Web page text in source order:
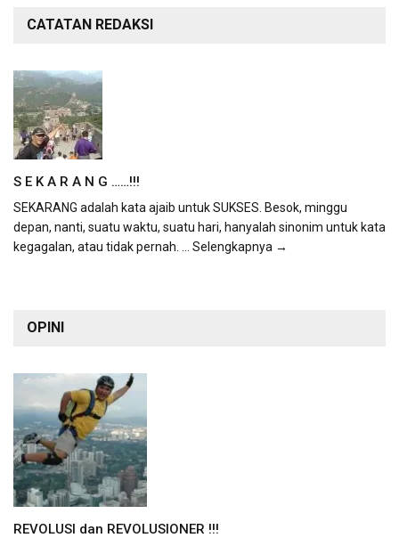
CATATAN REDAKSI
S E K A R A N G ……!!!
SEKARANG adalah kata ajaib untuk SUKSES. Besok, minggu
depan, nanti, suatu waktu, suatu hari, hanyalah sinonim untuk kata
kegagalan, atau tidak pernah. ... Selengkapnya →
OPINI
REVOLUSI dan REVOLUSIONER !!!